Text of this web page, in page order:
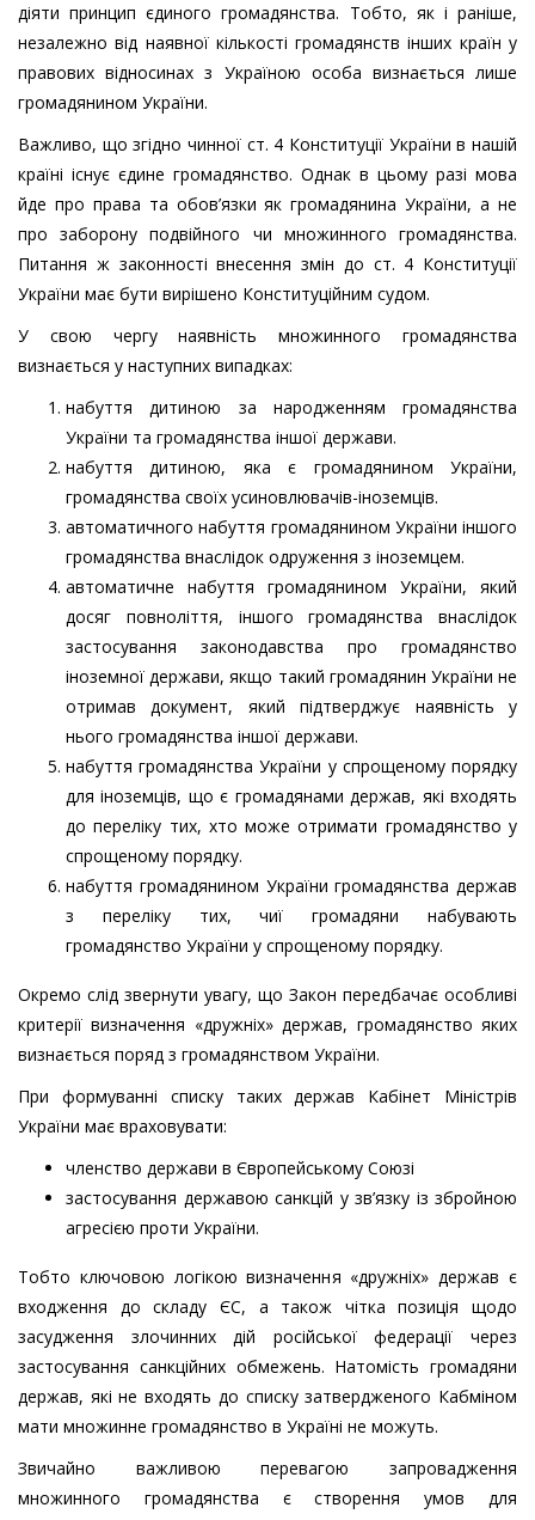
діяти принцип єдиного громадянства. Тобто, як і раніше,
незалежно від наявної кількості громадянств інших країн у
правових відносинах з Україною особа визнається лише
громадянином України.
Важливо, що згідно чинної ст. 4 Конституції України в нашій
країні існує єдине громадянство. Однак в цьому разі мова
йде про права та обов’язки як громадянина України, а не
про заборону подвійного чи множинного громадянства.
Питання ж законності внесення змін до ст. 4 Конституції
України має бути вирішено Конституційним судом.
У свою чергу наявність множинного громадянства
визнається у наступних випадках:
набуття дитиною за народженням громадянства
України та громадянства іншої держави.
набуття дитиною, яка є громадянином України,
громадянства своїх усиновлювачів-іноземців.
автоматичного набуття громадянином України іншого
громадянства внаслідок одруження з іноземцем.
автоматичне набуття громадянином України, який
досяг повноліття, іншого громадянства внаслідок
застосування законодавства про громадянство
іноземної держави, якщо такий громадянин України не
отримав документ, який підтверджує наявність у
нього громадянства іншої держави.
набуття громадянства України у спрощеному порядку
для іноземців, що є громадянами держав, які входять
до переліку тих, хто може отримати громадянство у
спрощеному порядку.
набуття громадянином України громадянства держав
з переліку тих, чиї громадяни набувають
громадянство України у спрощеному порядку.
Окремо слід звернути увагу, що Закон передбачає особливі
критерії визначення «дружніх» держав, громадянство яких
визнається поряд з громадянством України.
При формуванні списку таких держав Кабінет Міністрів
України має враховувати:
членство держави в Європейському Союзі
застосування державою санкцій у зв’язку із збройною
агресією проти України.
Тобто ключовою логікою визначення «дружніх» держав є
входження до складу ЄС, а також чітка позиція щодо
засудження злочинних дій російської федерації через
застосування санкційних обмежень. Натомість громадяни
держав, які не входять до списку затвердженого Кабміном
мати множинне громадянство в Україні не можуть.
Звичайно важливою перевагою запровадження
множинного громадянства є створення умов для